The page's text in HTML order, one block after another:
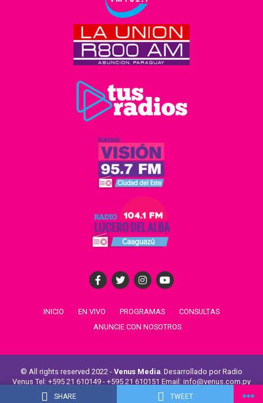
SHARE TWEET
INICIO EN VIVO PROGRAMAS
CONSULTAS
ANUNCIE CON NOSOTROS
© All rights reserved 2022 - Venus Media. Desarrollado por Radio
Venus Tel: +595 21 610149 - +595 21 610151 Email: info@venus.com.py
Venus Comunicaciones -
Radio La Unión